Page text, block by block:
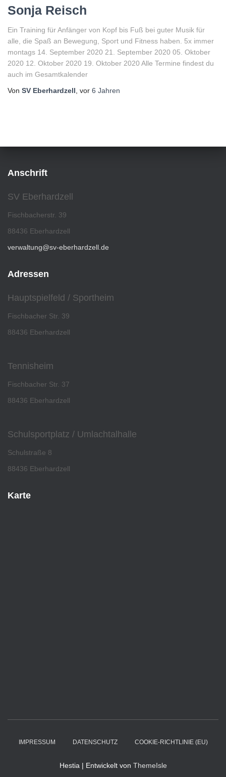
Sonja Reisch
Ein Training für Anfänger von Kopf bis Fuß bei guter Musik für
alle, die Spaß an Bewegung, Sport und Fitness haben. 5x immer
montags 14. September 2020 21. September 2020 05. Oktober
2020 12. Oktober 2020 19. Oktober 2020 Alle Termine findest du
auch im Gesamtkalender
Von SV Eberhardzell , vor 6 Jahren
Anschrift
SV Eberhardzell
Fischbacherstr. 39
88436 Eberhardzell
verwaltung@sv-eberhardzell.de
Adressen
Hauptspielfeld / Sportheim
Fischbacher Str. 39
88436 Eberhardzell
Tennisheim
Fischbacher Str. 37
88436 Eberhardzell
Schulsportplatz / Umlachtalhalle
Schulstraße 8
88436 Eberhardzell
Karte
IMPRESSUM DATENSCHUTZ COOKIE-RICHTLINIE (EU)
Hestia | Entwickelt von ThemeIsle